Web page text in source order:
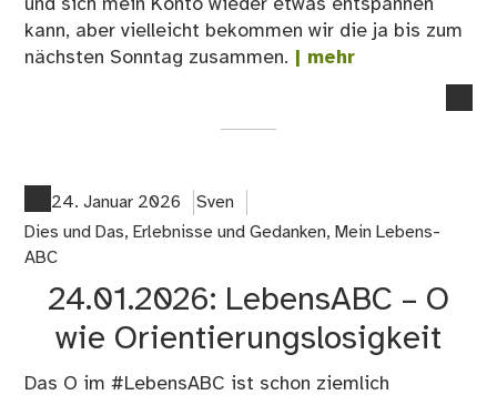
und sich mein Konto wieder etwas entspannen
kann, aber vielleicht bekommen wir die ja bis zum
nächsten Sonntag zusammen. | mehr
24. Januar 2026
Sven
Dies und Das, Erlebnisse und Gedanken, Mein Lebens-
ABC
24.01.2026: LebensABC – O
wie Orientierungslosigkeit
Das O im #LebensABC ist schon ziemlich